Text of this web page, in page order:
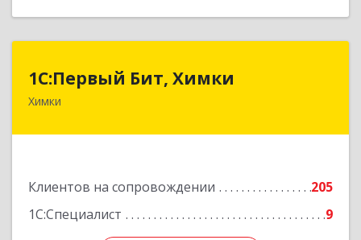
1С:Первый Бит, Химки
Химки
Клиентов на сопровождении
205
1С:Специалист
9
141402, Московская обл, г.о. Химки, Химки г,